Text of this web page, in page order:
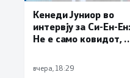
Кенеди Јуниор во
интервју за Си-Ен-Ен:
Не е само ковидот, и
респираторниот
синцицијален вирус
вчера, 18:29